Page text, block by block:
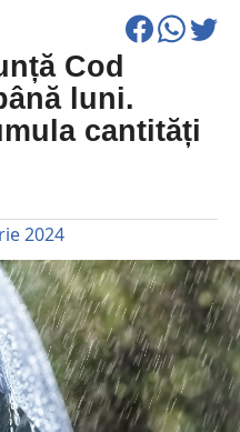
Cod
luni.
cantități
2024